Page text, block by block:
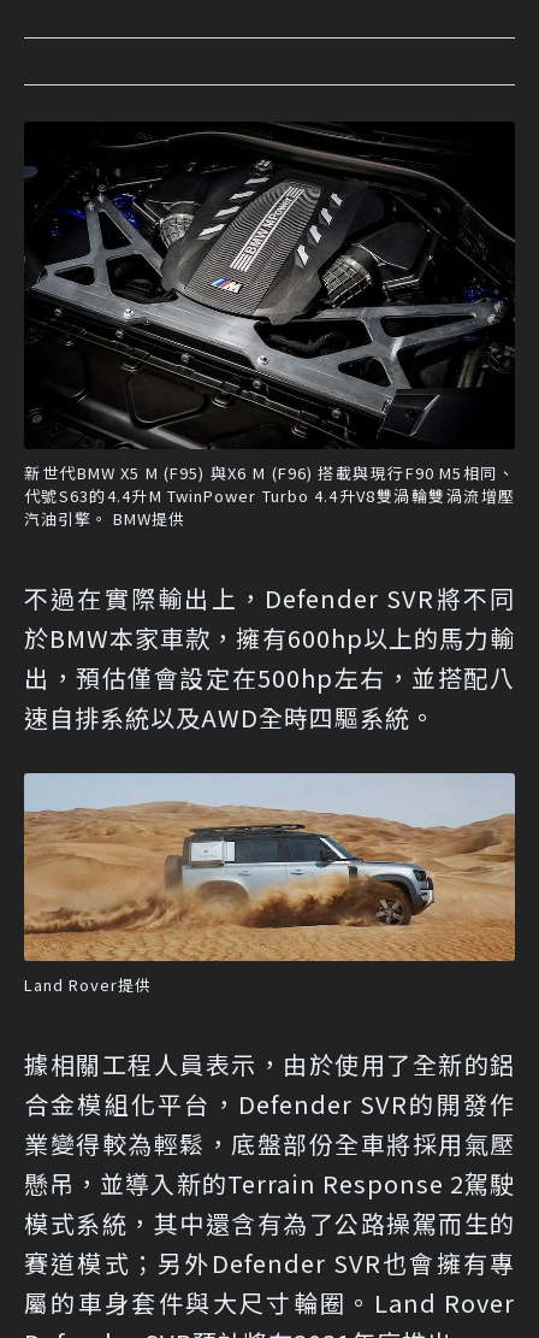
新世代BMW X5 M (F95) 與X6 M (F96) 搭載與現行F90 M5相同、
代號S63的4.4升M TwinPower Turbo 4.4升V8雙渦輪雙渦流增壓
汽油引擎。 BMW提供
不過在實際輸出上，Defender SVR將不同
於BMW本家車款，擁有600hp以上的馬力輸
出，預估僅會設定在500hp左右，並搭配八
速自排系統以及AWD全時四驅系統。
Land Rover提供
據相關工程人員表示，由於使用了全新的鋁
合金模組化平台，Defender SVR的開發作
業變得較為輕鬆，底盤部份全車將採用氣壓
懸吊，並導入新的Terrain Response 2駕駛
模式系統，其中還含有為了公路操駕而生的
賽道模式；另外Defender SVR也會擁有專
屬的車身套件與大尺寸輪圈。Land Rover